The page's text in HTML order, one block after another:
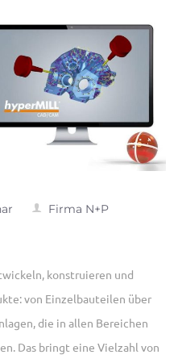
Firma N+P
konstruieren und
von Einzelbauteilen über
die in allen Bereichen
Das bringt eine Vielzahl von